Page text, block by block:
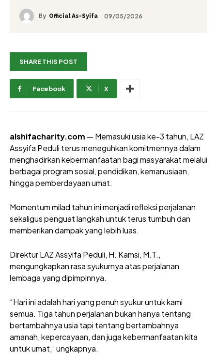
By Official As-Syifa 09/05/2026
SHARE THIS POST
Facebook X
alshifacharity.com — Memasuki usia ke-3 tahun, LAZ
Assyifa Peduli terus meneguhkan komitmennya dalam
menghadirkan kebermanfaatan bagi masyarakat melalui
berbagai program sosial, pendidikan, kemanusiaan,
hingga pemberdayaan umat.
Momentum milad tahun ini menjadi refleksi perjalanan
sekaligus penguat langkah untuk terus tumbuh dan
memberikan dampak yang lebih luas.
Direktur LAZ Assyifa Peduli, H. Kamsi, M.T.,
mengungkapkan rasa syukurnya atas perjalanan
lembaga yang dipimpinnya.
“Hari ini adalah hari yang penuh syukur untuk kami
semua. Tiga tahun perjalanan bukan hanya tentang
bertambahnya usia tapi tentang bertambahnya
amanah, kepercayaan, dan juga kebermanfaatan kita
untuk umat,” ungkapnya.